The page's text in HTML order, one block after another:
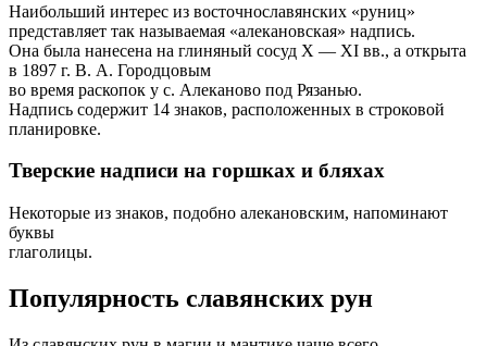
Наибольший интерес из восточнославянских «руниц»
представляет так называемая «алекановская» надпись.
Она была нанесена на глиняный сосуд X — XI вв., а открыта
в 1897 г. В. А. Городцовым
во время раскопок у с. Алеканово под Рязанью.
Надпись содержит 14 знаков, расположенных в строковой
планировке.
Тверские надписи на горшках и бляхах
Некоторые из знаков, подобно алекановским, напоминают
буквы
глаголицы.
Популярность славянских рун